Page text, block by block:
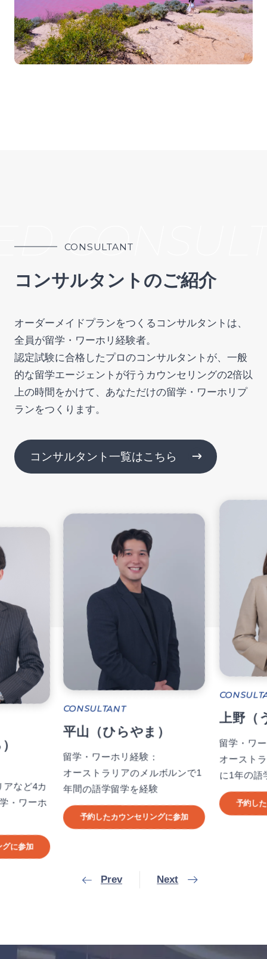
CONSULTANT
コンサルタントのご紹介
オーダーメイドプランをつくるコンサルタントは、
全員が留学・ワーホリ経験者。
認定試験に合格したプロのコンサルタントが、一般
的な留学エージェントが行うカウンセリングの2倍以
上の時間をかけて、あなただけの留学・ワーホリプ
ランをつくります。
コンサルタント一覧はこちら
など4カ
・ワーホ
に参加
CONSULTANT
平山（ひらやま）
留学・ワーホリ経験：
オーストラリアのメルボルンで1
年間の語学留学を経験
予約したカウンセリングに参加
上野（
留学・ワ
オースト
に1年の語
予約し
Prev Next